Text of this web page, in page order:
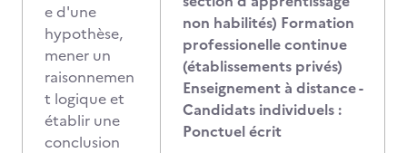
e d'une
hypothèse,
mener un
raisonnemen
t logique et
établir une
conclusion
non habilités) Formation
professionelle continue
(établissements privés)
Enseignement à distance -
Candidats individuels :
Ponctuel écrit